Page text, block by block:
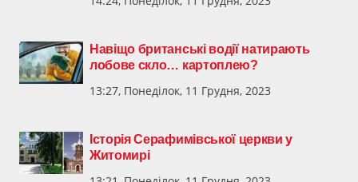
Навіщо британські водії натирають
лобове скло… картоплею?
13:27, Понеділок, 11 Грудня, 2023
Історія Серафимівської церкви у
Житомирі